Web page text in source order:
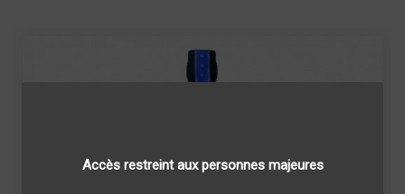
Accès restreint aux personnes majeures